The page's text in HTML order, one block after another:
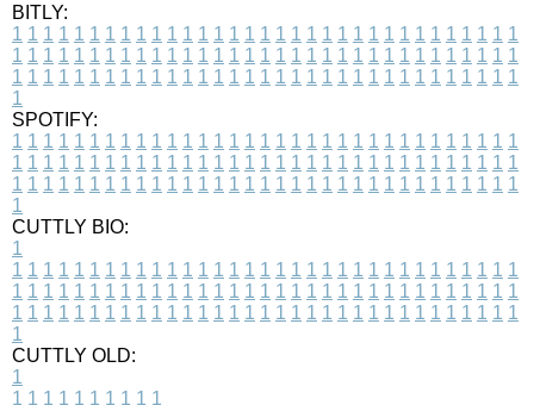
BITLY:
1 1 1 1 1 1 1 1 1 1 1 1 1 1 1 1 1 1 1 1 1 1 1 1 1 1 1 1 1 1 1 1 1
1 1 1 1 1 1 1 1 1 1 1 1 1 1 1 1 1 1 1 1 1 1 1 1 1 1 1 1 1 1 1 1 1
1 1 1 1 1 1 1 1 1 1 1 1 1 1 1 1 1 1 1 1 1 1 1 1 1 1 1 1 1 1 1 1 1
1
SPOTIFY:
1 1 1 1 1 1 1 1 1 1 1 1 1 1 1 1 1 1 1 1 1 1 1 1 1 1 1 1 1 1 1 1 1
1 1 1 1 1 1 1 1 1 1 1 1 1 1 1 1 1 1 1 1 1 1 1 1 1 1 1 1 1 1 1 1 1
1 1 1 1 1 1 1 1 1 1 1 1 1 1 1 1 1 1 1 1 1 1 1 1 1 1 1 1 1 1 1 1 1
1
CUTTLY BIO:
1
1 1 1 1 1 1 1 1 1 1 1 1 1 1 1 1 1 1 1 1 1 1 1 1 1 1 1 1 1 1 1 1 1
1 1 1 1 1 1 1 1 1 1 1 1 1 1 1 1 1 1 1 1 1 1 1 1 1 1 1 1 1 1 1 1 1
1 1 1 1 1 1 1 1 1 1 1 1 1 1 1 1 1 1 1 1 1 1 1 1 1 1 1 1 1 1 1 1 1
1
CUTTLY OLD:
1
1 1 1 1 1 1 1 1 1 1